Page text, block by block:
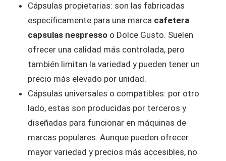
Cápsulas propietarias: son las fabricadas
específicamente para una marca cafetera
capsulas nespresso o Dolce Gusto. Suelen
ofrecer una calidad más controlada, pero
también limitan la variedad y pueden tener un
precio más elevado por unidad.
Cápsulas universales o compatibles: por otro
lado, estas son producidas por terceros y
diseñadas para funcionar en máquinas de
marcas populares. Aunque pueden ofrecer
mayor variedad y precios más accesibles, no